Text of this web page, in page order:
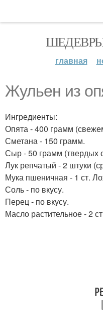
главная
Жульен из
Ингредиенты:
Опята - 400 грамм
Сметана - 150 грамм.
Сыр - 50 грамм (твердых
Лук репчатый - 2 штуки
Мука пшеничная - 1 ст.
Соль - по вкусу.
Перец - по вкусу.
Масло растительное - 2